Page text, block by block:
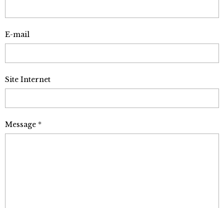
E-mail
Site Internet
Message